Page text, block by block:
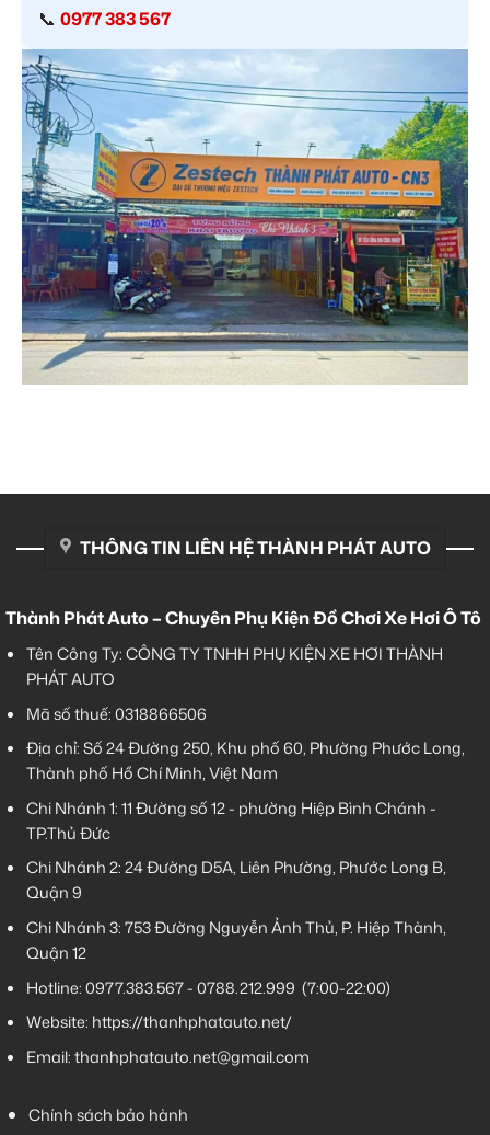
📞 0977 383 567
THÔNG TIN LIÊN HỆ THÀNH PHÁT AUTO
Thành Phát Auto – Chuyên Phụ Kiện Đồ Chơi Xe Hơi Ô Tô
Tên Công Ty: CÔNG TY TNHH PHỤ KIỆN XE HƠI THÀNH
PHÁT AUTO
Mã số thuế: 0318866506
Địa chỉ: Số 24 Đường 250, Khu phố 60, Phường Phước Long,
Thành phố Hồ Chí Minh, Việt Nam
Chi Nhánh 1:11 Đường số 12 - phường Hiệp Bình Chánh -
TP.Thủ Đức
Chi Nhánh 2:24 Đường D5A, Liên Phường, Phước Long B,
Quận 9
Chi Nhánh 3:753 Đường Nguyễn Ảnh Thủ, P. Hiệp Thành,
Quận 12
Hotline:0977.383.567-0788.212.999 (7:00-22:00)
Website: https://thanhphatauto.net/
Email:thanhphatauto.net@gmail.com
Chính sách bảo hành